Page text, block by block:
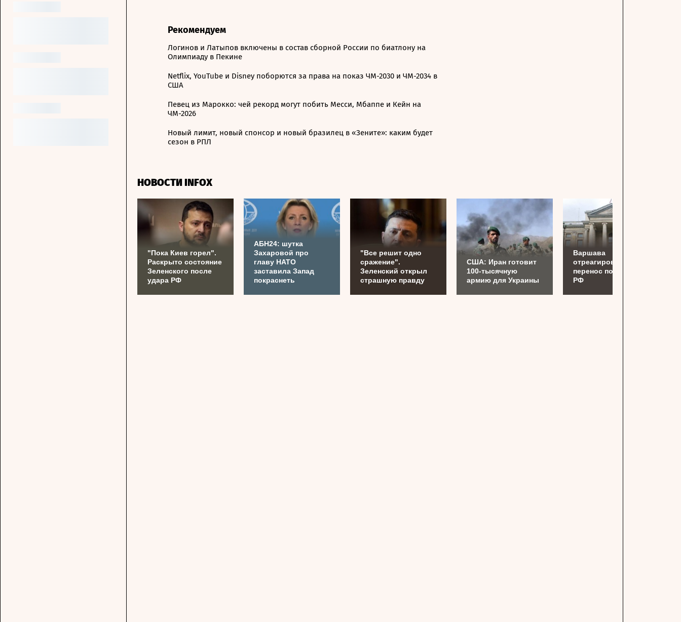
Рекомендуем
Логинов и Латыпов включены в состав сборной России по биатлону на
Олимпиаду в Пекине
Netflix, YouTube и Disney поборются за права на показ ЧМ-2030 и ЧМ-2034 в
США
Певец из Марокко: чей рекорд могут побить Месси, Мбаппе и Кейн на
ЧМ-2026
Новый лимит, новый спонсор и новый бразилец в «Зените»: каким будет
сезон в РПЛ
НОВОСТИ INFOX
"Пока Киев горел".
Раскрыто состояние
Зеленского после
удара РФ
АБН24: шутка
Захаровой про
главу НАТО
заставила Запад
покраснеть
"Все решит одно
сражение".
Зеленский открыл
страшную правду
США: Иран готовит
100-тысячную
армию для Украины
Варшава
отреагировала на
перенос посольства
РФ